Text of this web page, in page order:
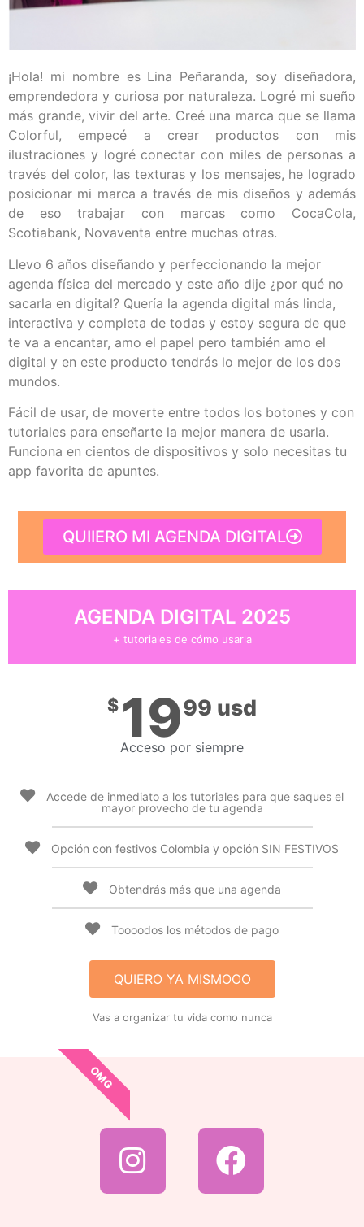
¡Hola! mi nombre es Lina Peñaranda, soy diseñadora,
emprendedora y curiosa por naturaleza. Logré mi sueño
más grande, vivir del arte. Creé una marca que se llama
Colorful, empecé a crear productos con mis
ilustraciones y logré conectar con miles de personas a
través del color, las texturas y los mensajes, he logrado
posicionar mi marca a través de mis diseños y además
de eso trabajar con marcas como CocaCola,
Scotiabank, Novaventa entre muchas otras.
Llevo 6 años diseñando y perfeccionando la mejor
agenda física del mercado y este año dije ¿por qué no
sacarla en digital? Quería la agenda digital más linda,
interactiva y completa de todas y estoy segura de que
te va a encantar, amo el papel pero también amo el
digital y en este producto tendrás lo mejor de los dos
mundos.
Fácil de usar, de moverte entre todos los botones y con
tutoriales para enseñarte la mejor manera de usarla.
Funciona en cientos de dispositivos y solo necesitas tu
app favorita de apuntes.
QUIIERO MI AGENDA DIGITAL
AGENDA DIGITAL 2025
+ tutoriales de cómo usarla
$ 1999 usd
Acceso por siempre
Accede de inmediato a los tutoriales para que saques el
mayor provecho de tu agenda
Opción con festivos Colombia y opción SIN FESTIVOS
Obtendrás más que una agenda
Toooodos los métodos de pago
QUIERO YA MISMOOO
Vas a organizar tu vida como nunca
OMG